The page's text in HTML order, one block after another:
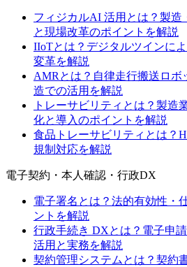
フィジカルAI 活用とは？製造
と現場改革のポイントを解説
IIoTとは？デジタルツインに
変革を解説
AMRとは？自律走行搬送ロボ
造での活用を解説
トレーサビリティとは？製造
化と導入のポイントを解説
食品トレーサビリティとは？
規制対応を解説
電子契約・本人確認・行政DX
電子署名とは？法的有効性・
ントを解説
行政手続き DXとは？電子申
活用と実務を解説
契約管理システムとは？契約